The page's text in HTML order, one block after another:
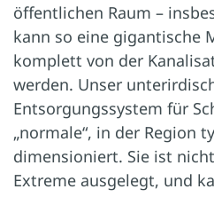
öffentlichen Raum –
kann so eine gigantische
komplett von der
werden. Unser
Entsorgungssystem für
„normale“, in der Region
dimensioniert. Sie ist
Extreme ausgelegt, und